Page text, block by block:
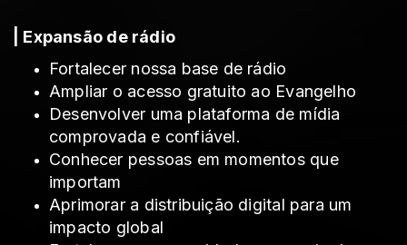
| Expansão de rádio
Fortalecer nossa base de rádio
Ampliar o acesso gratuito ao Evangelho
Desenvolver uma plataforma de mídia
comprovada e confiável.
Conhecer pessoas em momentos que
importam
Aprimorar a distribuição digital para um
impacto global